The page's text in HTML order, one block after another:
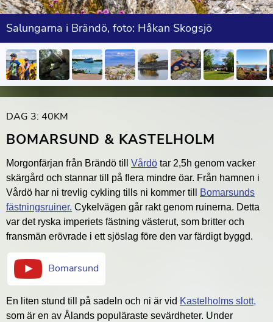
Salungarna i Brändö, foto: Håkan Skogsjö
DAG 3: 40KM
BOMARSUND & KASTELHOLM
Morgonfärjan från Brändö till Vårdö tar 2,5h genom vacker
skärgård och stannar till på flera mindre öar. Från hamnen i
Vårdö har ni trevlig cykling tills ni kommer till
Bomarsunds
fästningsruiner. Cykelvägen går rakt genom ruinerna. Detta
var det ryska imperiets fästning västerut, som britter och
fransmän erövrade i ett sjöslag före den var färdigt byggd.
Bomarsund
En liten stund till på sadeln och ni är vid Kastelholms slott,
som är en av Ålands populäraste sevärdheter. Under